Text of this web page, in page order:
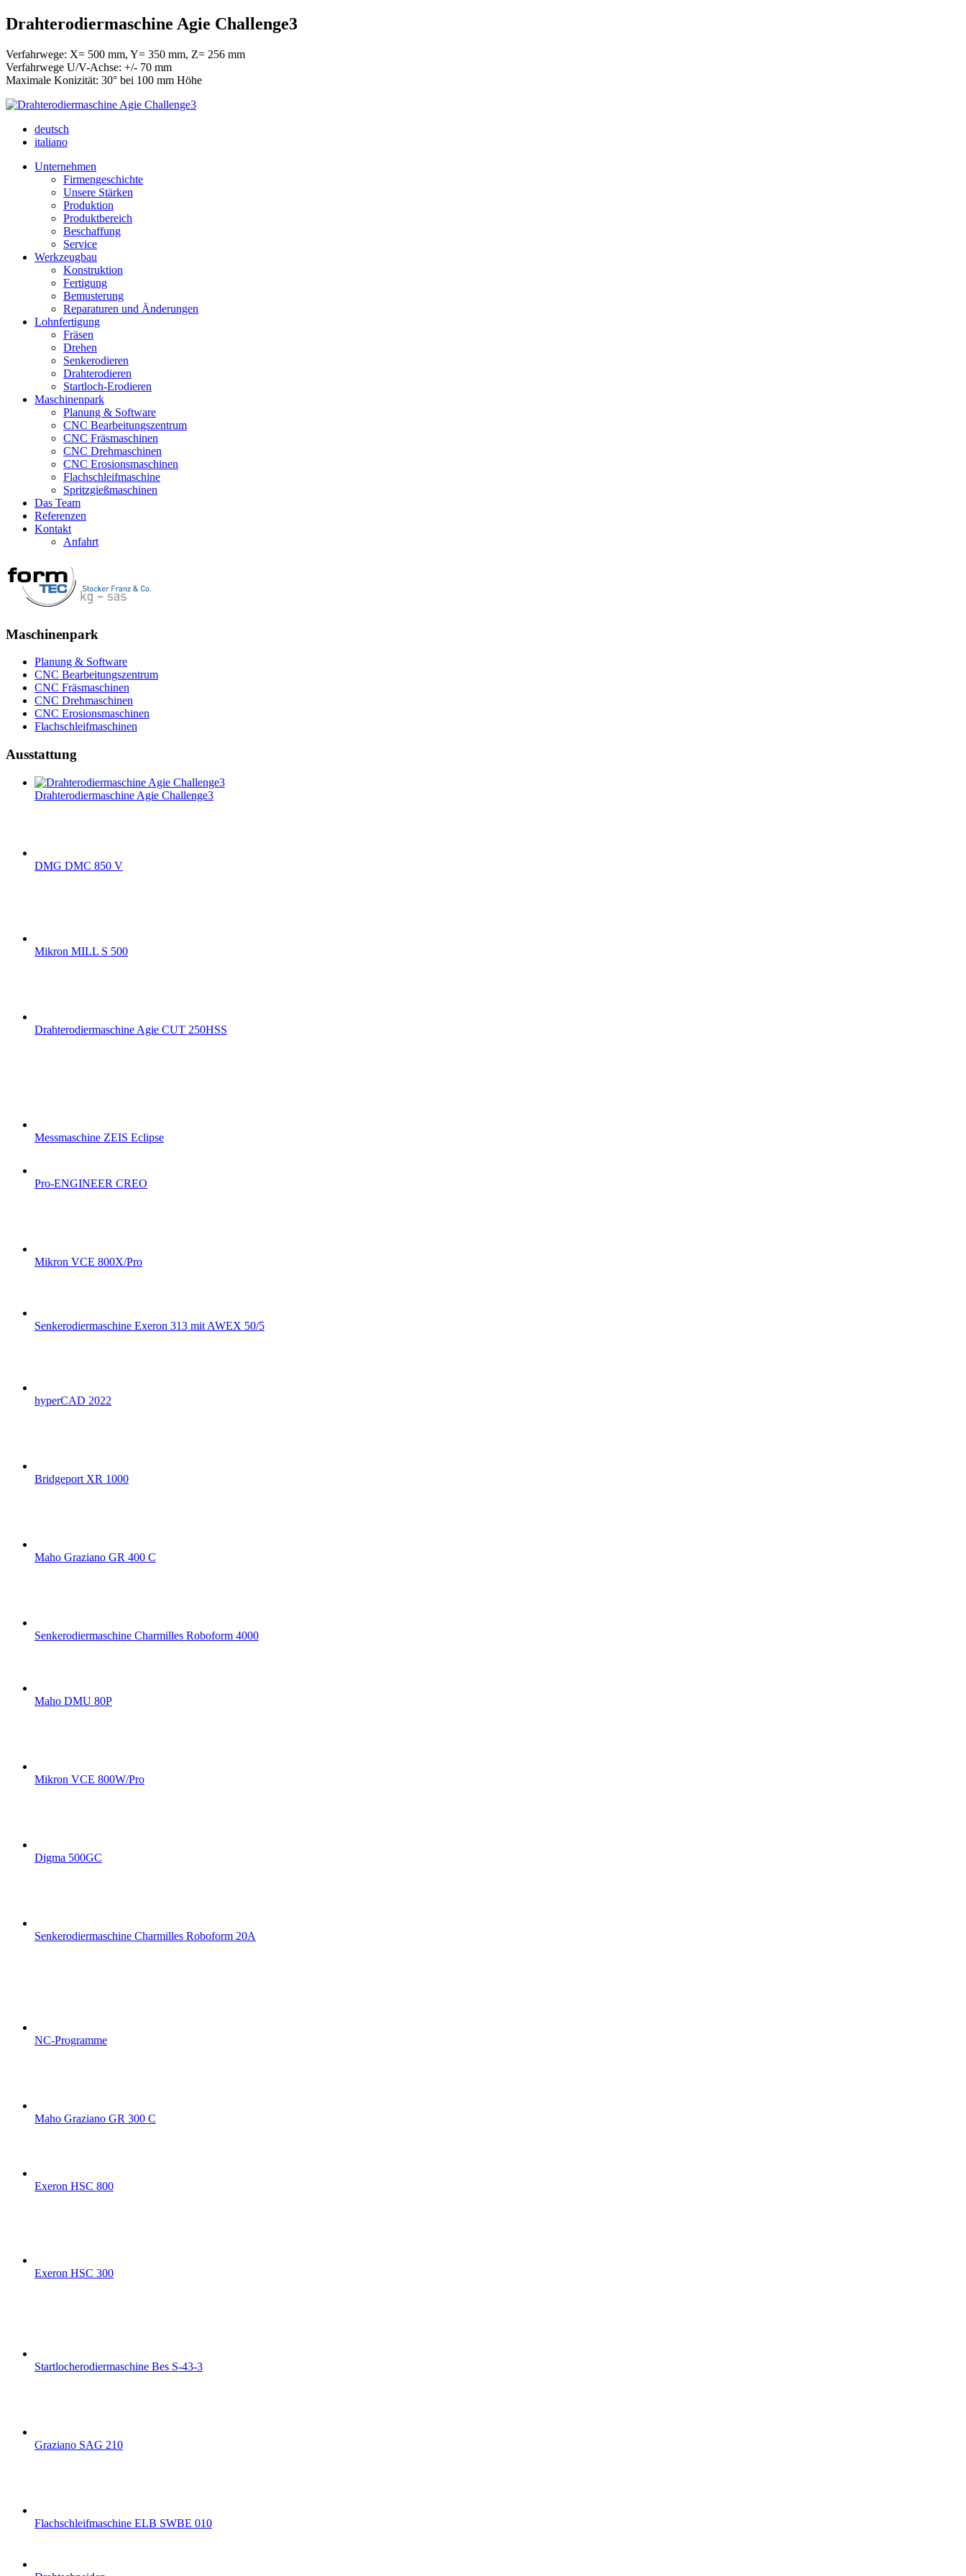
Drahterodiermaschine Agie Challenge3
Verfahrwege: X= 500 mm, Y= 350 mm, Z= 256 mm
Verfahrwege U/V-Achse: +/- 70 mm
Maximale Konizität: 30° bei 100 mm Höhe
deutsch
italiano
Unternehmen
Firmengeschichte
Unsere Stärken
Produktion
Produktbereich
Beschaffung
Service
Werkzeugbau
Konstruktion
Fertigung
Bemusterung
Reparaturen und Änderungen
Lohnfertigung
Fräsen
Drehen
Senkerodieren
Drahterodieren
Startloch-Erodieren
Maschinenpark
Planung & Software
CNC Bearbeitungszentrum
CNC Fräsmaschinen
CNC Drehmaschinen
CNC Erosionsmaschinen
Flachschleifmaschine
Spritzgießmaschinen
Das Team
Referenzen
Kontakt
Anfahrt
Maschinenpark
Planung & Software
CNC Bearbeitungszentrum
CNC Fräsmaschinen
CNC Drehmaschinen
CNC Erosionsmaschinen
Flachschleifmaschinen
Ausstattung
Drahterodiermaschine Agie Challenge3
DMG DMC 850 V
Mikron MILL S 500
Drahterodiermaschine Agie CUT 250HSS
Messmaschine ZEIS Eclipse
Pro-ENGINEER CREO
Mikron VCE 800X/Pro
Senkerodiermaschine Exeron 313 mit AWEX 50/5
hyperCAD 2022
Bridgeport XR 1000
Maho Graziano GR 400 C
Senkerodiermaschine Charmilles Roboform 4000
Maho DMU 80P
Mikron VCE 800W/Pro
Digma 500GC
Senkerodiermaschine Charmilles Roboform 20A
NC-Programme
Maho Graziano GR 300 C
Exeron HSC 800
Exeron HSC 300
Startlocherodiermaschine Bes S-43-3
Graziano SAG 210
Flachschleifmaschine ELB SWBE 010